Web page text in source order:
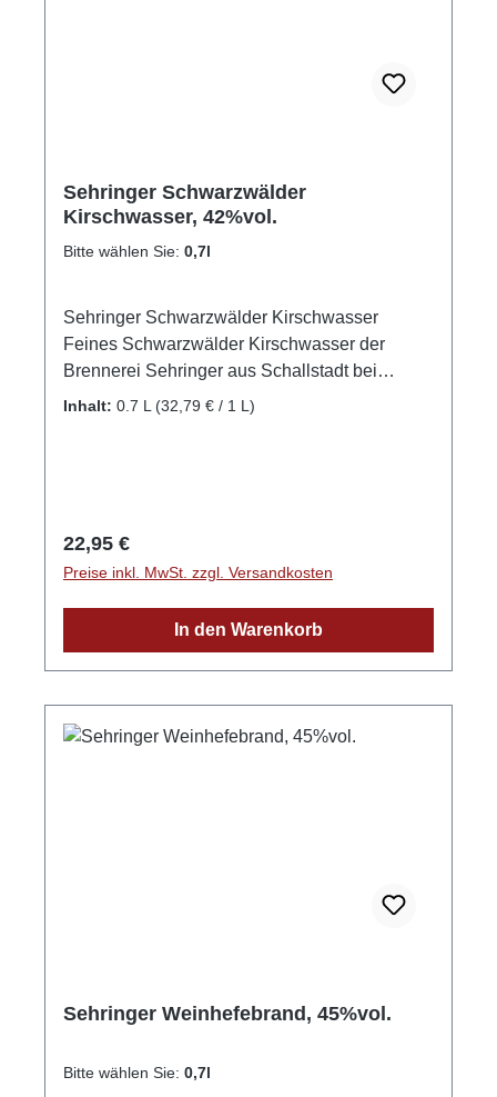
Sehringer Schwarzwälder
Kirschwasser, 42%vol.
Bitte wählen Sie: 0,7l
Sehringer Schwarzwälder Kirschwasser
Feines Schwarzwälder Kirschwasser der
Brennerei Sehringer aus Schallstadt bei
Freiburg! GPSR-Informationen HerstellerFirma:
Inhalt: 0.7 L (32,79 € / 1 L)
Regulärer Preis:
22,95 €
Preise inkl. MwSt. zzgl. Versandkosten
In den Warenkorb
Sehringer Weinhefebrand, 45%vol.
Bitte wählen Sie: 0,7l